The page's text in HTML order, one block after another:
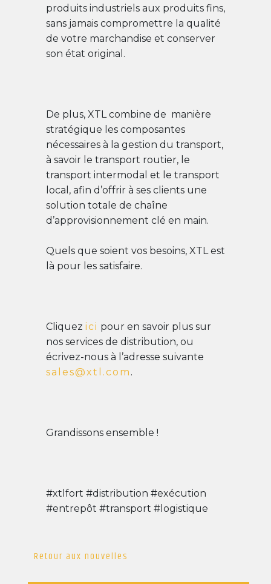
produits industriels aux produits fins,
sans jamais compromettre la qualité
de votre marchandise et conserver
son état original.
De plus, XTL combine de manière
stratégique les composantes
nécessaires à la gestion du transport,
à savoir le transport routier, le
transport intermodal et le transport
local, afin d’offrir à ses clients une
solution totale de chaîne
d’approvisionnement clé en main.
Quels que soient vos besoins, XTL est
là pour les satisfaire.
Cliquez ici pour en savoir plus sur
nos services de distribution, ou
écrivez-nous à l’adresse suivante
sales@xtl.com .
Grandissons ensemble !
#xtlfort #distribution #exécution
#entrepôt #transport #logistique
Retour aux nouvelles